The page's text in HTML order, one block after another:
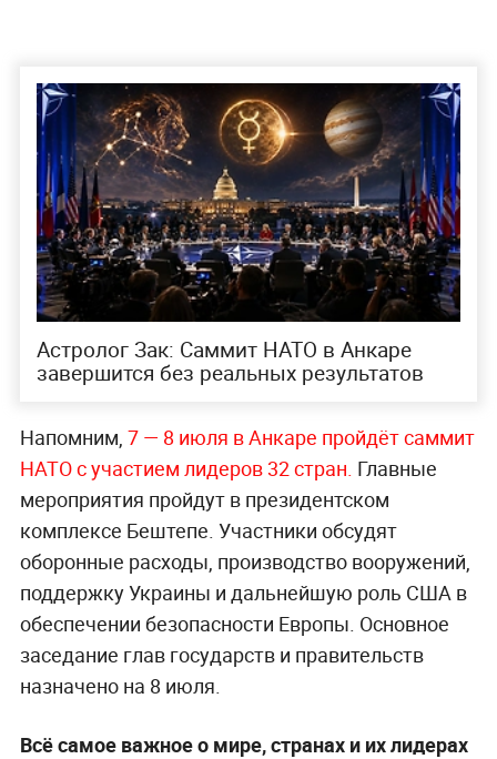
Астролог Зак: Саммит НАТО в Анкаре
завершится без реальных результатов
Напомним, 7 — 8 июля в Анкаре пройдёт саммит
НАТО с участием лидеров 32 стран. Главные
мероприятия пройдут в президентском
комплексе Бештепе. Участники обсудят
оборонные расходы, производство вооружений,
поддержку Украины и дальнейшую роль США в
обеспечении безопасности Европы. Основное
заседание глав государств и правительств
назначено на 8 июля.
Всё самое важное о мире, странах и их лидерах